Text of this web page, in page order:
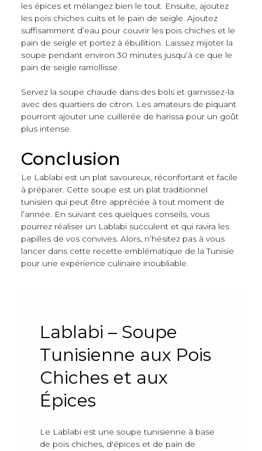
les épices et mélangez bien le tout. Ensuite, ajoutez
les pois chiches cuits et le pain de seigle. Ajoutez
suffisamment d’eau pour couvrir les pois chiches et le
pain de seigle et portez à ébullition. Laissez mijoter la
soupe pendant environ 30 minutes jusqu’à ce que le
pain de seigle ramollisse.
Servez la soupe chaude dans des bols et garnissez-la
avec des quartiers de citron. Les amateurs de piquant
pourront ajouter une cuillerée de harissa pour un goût
plus intense.
Conclusion
Le Lablabi est un plat savoureux, réconfortant et facile
à préparer. Cette soupe est un plat traditionnel
tunisien qui peut être appréciée à tout moment de
l’année. En suivant ces quelques conseils, vous
pourrez réaliser un Lablabi succulent et qui ravira les
papilles de vos convives. Alors, n’hésitez pas à vous
lancer dans cette recette emblématique de la Tunisie
pour une expérience culinaire inoubliable.
Lablabi – Soupe
Tunisienne aux Pois
Chiches et aux
Épices
Le Lablabi est une soupe tunisienne à base
de pois chiches, d'épices et de pain de